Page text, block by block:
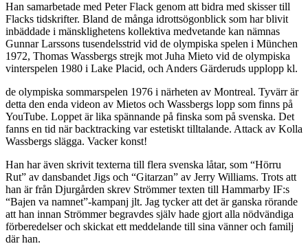
Han samarbetade med Peter Flack genom att bidra med skisser till
Flacks tidskrifter. Bland de många idrottsögonblick som har blivit
inbäddade i mänsklighetens kollektiva medvetande kan nämnas
Gunnar Larssons tusendelsstrid vid de olympiska spelen i München
1972, Thomas Wassbergs strejk mot Juha Mieto vid de olympiska
vinterspelen 1980 i Lake Placid, och Anders Gärderuds upplopp kl.
de olympiska sommarspelen 1976 i närheten av Montreal. Tyvärr är
detta den enda videon av Mietos och Wassbergs lopp som finns på
YouTube. Loppet är lika spännande på finska som på svenska. Det
fanns en tid när backtracking var estetiskt tilltalande. Attack av Kolla
Wassbergs slägga. Vacker konst!
Han har även skrivit texterna till flera svenska låtar, som “Hörru
Rut” av dansbandet Jigs och “Gitarzan” av Jerry Williams. Trots att
han är från Djurgården skrev Strömmer texten till Hammarby IF:s
“Bajen va namnet”-kampanj jlt. Jag tycker att det är ganska rörande
att han innan Strömmer begravdes själv hade gjort alla nödvändiga
förberedelser och skickat ett meddelande till sina vänner och familj
där han.